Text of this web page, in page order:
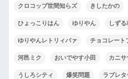
クロコップ世間知らズ きしたかの
ひょっこりはん ゆりやん しず
ゆりやんレトリィバァ チョコレート
河邑ミク おいでやす小田 カニサ
うしろシティ 爆笑問題 ラブレタ